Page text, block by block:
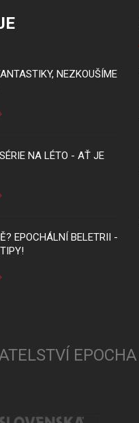
NEZKOUŠÍME
NA LÉTO - AŤ JE
EPOCHÁLNÍ BELETRII -
EPOCHA